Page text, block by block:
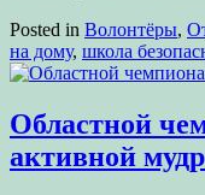
Posted in Волонтёры,
на дому, школа
Областной
активной